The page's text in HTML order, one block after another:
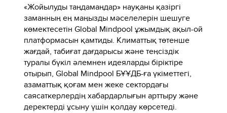
«Жойылуды таңдамаңдар» науқаны қазіргі
заманның ең маңызды мәселелерін шешуге
көмектесетін Global Mindpool ұжымдық ақыл-ой
платформасын қамтиды. Климаттық төтенше
жағдай, табиғат дағдарысы және теңсіздік
туралы бүкіл әлемнен идеяларды біріктіре
отырып, Global Mindpool БҰҰДБ-ға үкіметтегі,
азаматтық қоғам мен жеке сектордағы
саясаткерлердің хабардарлығын арттыру және
деректерді ұсыну үшін қолдау көрсетеді.